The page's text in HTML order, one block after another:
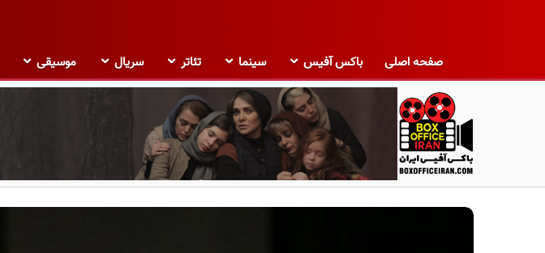
صفحه اصلی باکس آفیس سینما تئاتر سریال موسیقی
ب
ک